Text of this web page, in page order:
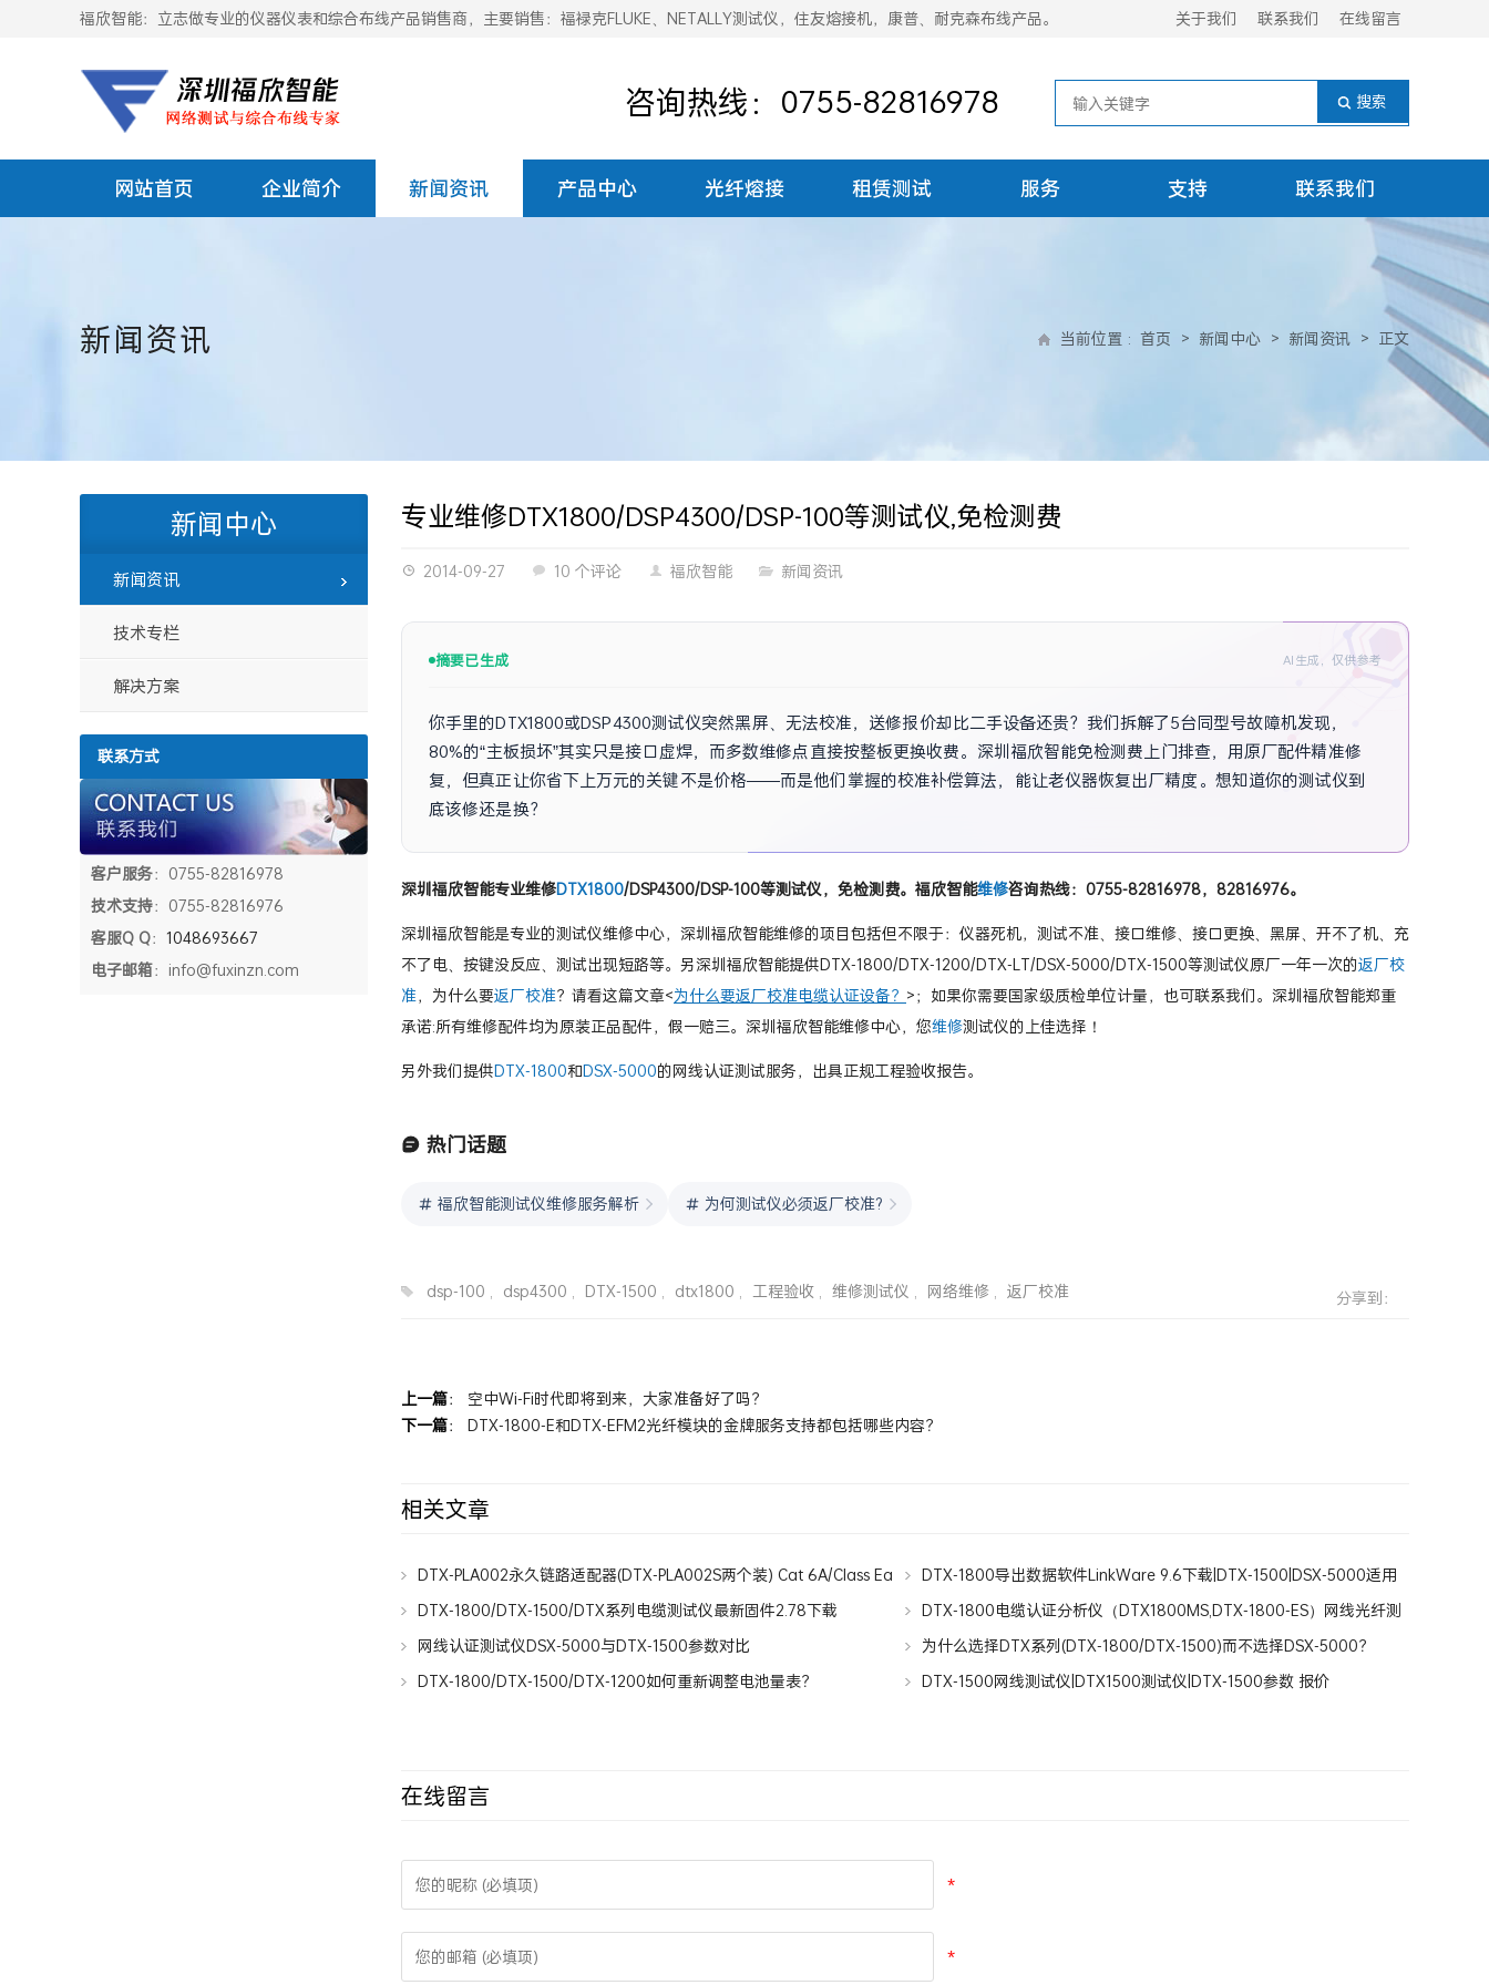
福欣智能：立志做专业的仪器仪表和综合布线产品销售商，主要销售：福禄克FLUKE、NETALLY测试仪，住友熔接机，康普、耐克森布线产品。 关于我们 联系我们 在线留言
咨询热线：0755-82816978
网站首页 企业简介 新闻资讯 产品中心 光纤熔接 租赁测试 服务 支持 联系我们
新闻资讯 当前位置 : 首页 > 新闻中心 > 新闻资讯 > 正文
专业维修DTX1800/DSP4300/DSP-100等测试仪,免检测费
2014-09-27 10 个评论 福欣智能 新闻资讯
摘要已生成 AI生成，仅供参考
你手里的DTX1800或DSP4300测试仪突然黑屏、无法校准，送修报价却比二手设备还贵？我们拆解了5台同型号故障机发现，
80%的“主板损坏”其实只是接口虚焊，而多数维修点直接按整板更换收费。深圳福欣智能免检测费上门排查，用原厂配件精准修
复，但真正让你省下上万元的关键不是价格——而是他们掌握的校准补偿算法，能让老仪器恢复出厂精度。想知道你的测试仪到
底该修还是换？
深圳福欣智能专业维修DTX1800/DSP4300/DSP-100等测试仪，免检测费。福欣智能维修咨询热线：0755-82816978，82816976。
深圳福欣智能是专业的测试仪维修中心，深圳福欣智能维修的项目包括但不限于：仪器死机，测试不准、接口维修、接口更换、黑屏、开不了机、充
不了电、按键没反应、测试出现短路等。另深圳福欣智能提供DTX-1800/DTX-1200/DTX-LT/DSX-5000/DTX-1500等测试仪原厂一年一次的返厂校
准，为什么要返厂校准？请看这篇文章<为什么要返厂校准电缆认证设备？ >；如果你需要国家级质检单位计量，也可联系我们。深圳福欣智能郑重
承诺:所有维修配件均为原装正品配件，假一赔三。深圳福欣智能维修中心，您维修测试仪的上佳选择！
另外我们提供DTX-1800和DSX-5000的网线认证测试服务，出具正规工程验收报告。
热门话题
福欣智能测试仪维修服务解析 为何测试仪必须返厂校准?
dsp-100 , dsp4300 , DTX-1500 , dtx1800 , 工程验收 , 维修测试仪 , 网络维修 , 返厂校准 分享到：
上一篇： 空中Wi-Fi时代即将到来，大家准备好了吗？
下一篇： DTX-1800-E和DTX-EFM2光纤模块的金牌服务支持都包括哪些内容？
相关文章
DTX-PLA002永久链路适配器(DTX-PLA002S两个装) Cat 6A/Class Ea
Permanent Link Adapter
DTX-1800导出数据软件LinkWare 9.6下载|DTX-1500|DSX-5000适用
DTX-1800/DTX-1500/DTX系列电缆测试仪最新固件2.78下载
DTX-1800电缆认证分析仪（DTX1800MS,DTX-1800-ES）网线光纤测
试仪
网线认证测试仪DSX-5000与DTX-1500参数对比
为什么选择DTX系列(DTX-1800/DTX-1500)而不选择DSX-5000？
DTX-1800/DTX-1500/DTX-1200如何重新调整电池量表？
DTX-1500网线测试仪|DTX1500测试仪|DTX-1500参数 报价
在线留言
*
*
新闻中心
新闻资讯
技术专栏
解决方案
联系方式
客户服务：0755-82816978
技术支持：0755-82816976
客服Q Q： 1048693667
电子邮箱：info@fuxinzn.com